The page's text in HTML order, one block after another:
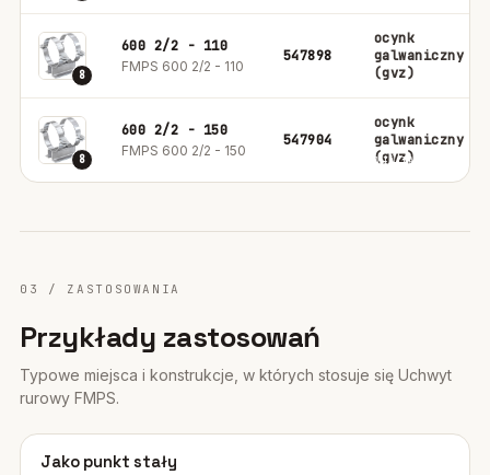
8
600 2/2 - 110
FMPS 600 2/2 - 110
547898
ocynk
galwaniczny
(gvz)
8
600 2/2 - 150
FMPS 600 2/2 - 150
547904
ocynk
galwaniczny
(gvz)
03 / ZASTOSOWANIA
Przykłady zastosowań
Typowe miejsca i konstrukcje, w których stosuje się Uchwyt
rurowy FMPS.
01
Jako punkt stały